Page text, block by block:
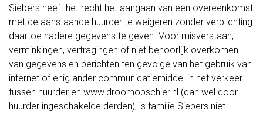
Siebers heeft het recht het aangaan van een overeenkomst
met de aanstaande huurder te weigeren zonder verplichting
daartoe nadere gegevens te geven. Voor misverstaan,
verminkingen, vertragingen of niet behoorlijk overkomen
van gegevens en berichten ten gevolge van het gebruik van
internet of enig ander communicatiemiddel in het verkeer
tussen huurder en www.droomopschier.nl (dan wel door
huurder ingeschakelde derden), is familie Siebers niet